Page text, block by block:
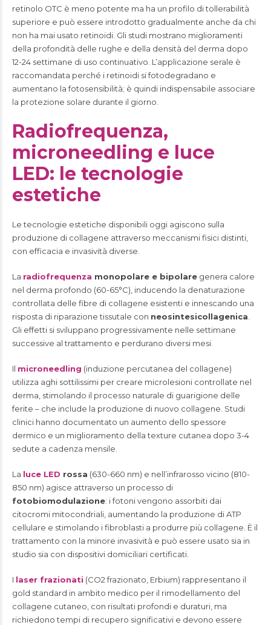
retinolo OTC è meno potente ma ha un profilo di tollerabilità
superiore e può essere introdotto gradualmente anche da chi
non ha mai usato retinoidi. Gli studi mostrano miglioramenti
della profondità delle rughe e della densità del derma dopo
12-24 settimane di uso continuativo. L’applicazione serale è
raccomandata perché i retinoidi si fotodegradano e
aumentano la fotosensibilità; è quindi indispensabile associare
la protezione solare durante il giorno.
Radiofrequenza,
microneedling e luce
LED: le tecnologie
estetiche
Le tecnologie estetiche disponibili oggi agiscono sulla
produzione di collagene attraverso meccanismi fisici distinti,
con efficacia e invasività diverse.
La radiofrequenza monopolare e bipolare genera calore
nel derma profondo (60-65°C), inducendo la denaturazione
controllata delle fibre di collagene esistenti e innescando una
risposta di riparazione tissutale con neosintesicollagenica
Gli effetti si sviluppano progressivamente nelle settimane
successive al trattamento e perdurano diversi mesi.
Il microneedling (induzione percutanea del collagene)
utilizza aghi sottilissimi per creare microlesioni controllate nel
derma, stimolando il processo naturale di guarigione delle
ferite – che include la produzione di nuovo collagene. Studi
clinici hanno documentato un aumento dello spessore
dermico e un miglioramento della texture cutanea dopo 3-4
sedute a cadenza mensile.
La luce LED rossa (630-660 nm) e nell’infrarosso vicino (810-
850 nm) agisce attraverso un processo di
fotobiomodulazione: i fotoni vengono assorbiti dai
citocromi mitocondriali, aumentando la produzione di ATP
cellulare e stimolando i fibroblasti a produrre più collagene. È il
trattamento con la minore invasività e può essere usato sia in
studio sia con dispositivi domiciliari certificati.
I laser frazionati (CO2 frazionato, Erbium) rappresentano il
gold standard in ambito medico per il rimodellamento del
collagene cutaneo, con risultati profondi e duraturi, ma
richiedono tempi di recupero significativi e devono essere